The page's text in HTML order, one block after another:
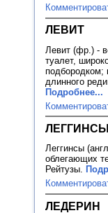
ЛЕВИТ
Левит (фр.) -
туалет,
подбородком;
длинного
Подробнее...
Леггинсы
облегающих
Рейтузы.
ЛЕДЕРИН